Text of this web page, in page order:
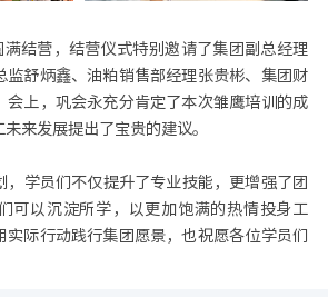
结营，结营仪式特别邀请了集团副总经理
监舒炳鑫、油粕销售部经理张贵彬、集团财
会上，巩会永充分肯定了本次雏鹰培训的成
来发展提出了宝贵的建议。
，学员们不仅提升了专业技能，更增强了团
可以沉淀所学，以更加饱满的热情投身工
实际行动践行集团愿景，也祝愿各位学员们